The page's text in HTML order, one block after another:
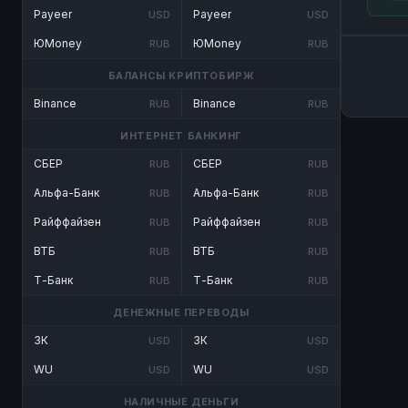
Payeer USD
ЮMoney RUB
Payeer USD
ЮMoney RUB
БАЛАНСЫ КРИПТОБИРЖ
Binance RUB Binance RUB
ИНТЕРНЕТ БАНКИНГ
СБЕР RUB
Альфа-Банк RUB
Райффайзен RUB
ВТБ RUB
Т-Банк RUB
СБЕР RUB
Альфа-Банк RUB
Райффайзен RUB
ВТБ RUB
Т-Банк RUB
ДЕНЕЖНЫЕ ПЕРЕВОДЫ
ЗК USD
WU USD
ЗК USD
WU USD
НАЛИЧНЫЕ ДЕНЬГИ